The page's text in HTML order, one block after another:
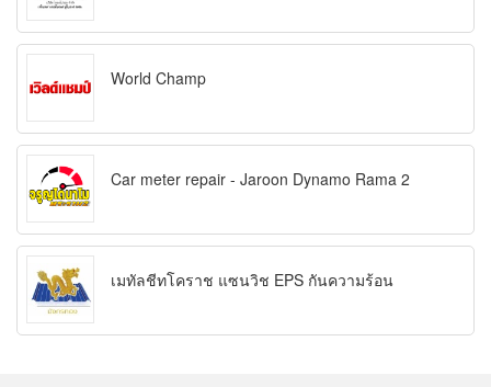
World Champ
Car meter repair - Jaroon Dynamo Rama 2
เมทัลชีทโคราช แซนวิช EPS กันความร้อน